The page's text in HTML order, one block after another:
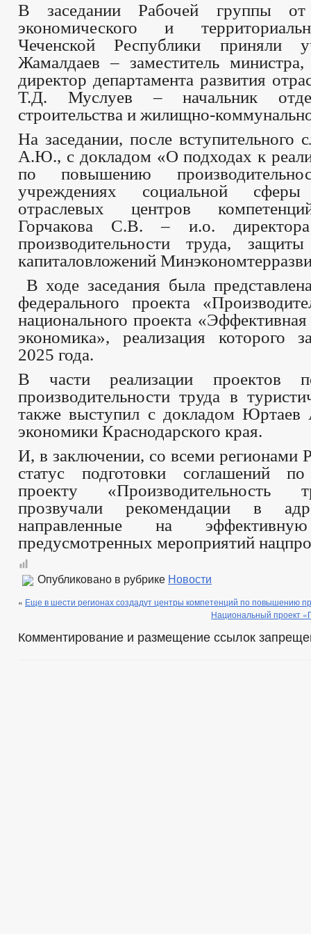
В заседании Рабочей группы от
экономического и
Чеченской Республики приняли
Жамалдаев – заместитель
директор департамента развития
Т.Д. Муслуев – начальник
строительства и жилищно-
На заседании, после вступительного
А.Ю., с докладом «О подходах к
по повышению
учреждениях социальной
отраслевых центров
Горчакова С.В. – и.о. директора
производительности труда,
капиталовложений
В ходе заседания была
федерального проекта
национального проекта
экономика», реализация которого
2025 года.
В части реализации проектов
производительности труда в
также выступил с докладом
экономики Краснодарского края.
И, в заключении, со всеми регионами
статус подготовки соглашений
проекту «Производительность
прозвучали рекомендации в
направленные на
предусмотренных мероприятий
Опубликовано в рубрике Новости
« Еще в шести регионах создадут центры компетенций по повышению
Национальный проект
Комментирование и размещение ссылок